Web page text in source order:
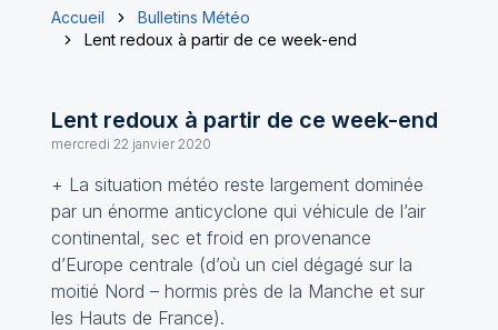
Accueil
Bulletins Météo
Lent redoux à partir de ce week-end
Lent redoux à partir de ce week-end
mercredi 22 janvier 2020
+ La situation météo reste largement dominée
par un énorme anticyclone qui véhicule de l’air
continental, sec et froid en provenance
d’Europe centrale (d’où un ciel dégagé sur la
moitié Nord – hormis près de la Manche et sur
les Hauts de France).